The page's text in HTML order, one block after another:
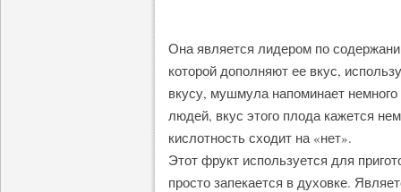
Она является лидером по
которой дополняют ее вкус,
вкусу, мушмула напоминает
людей, вкус этого плода кажется
кислотность сходит на «нет».
Этот фрукт используется для
просто запекается в духовке.